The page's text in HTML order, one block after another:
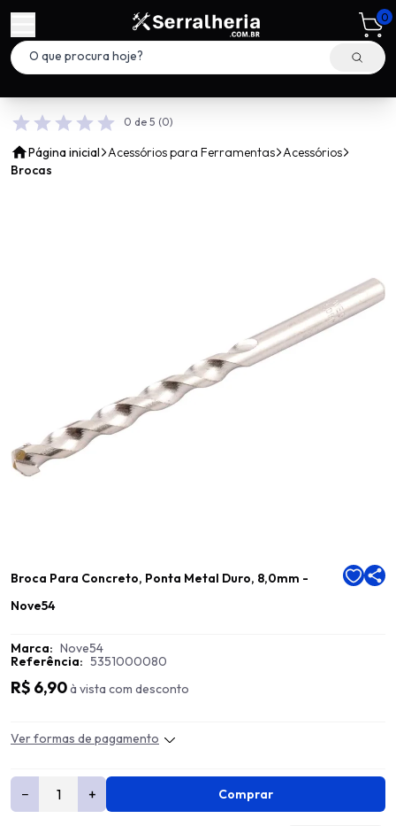
0
0 de 5 (0)
Página inicial Acessórios para Ferramentas Acessórios
Brocas
Broca Para Concreto, Ponta Metal Duro, 8,0mm -
Nove54
Marca: Nove54
Referência: 5351000080
R$ 6,90à vista com desconto
Ver formas de pagamento
− + Comprar